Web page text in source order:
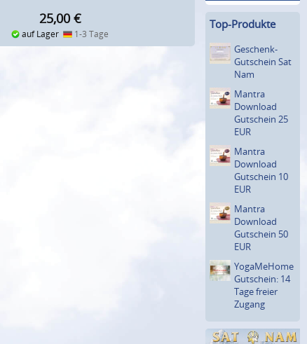
25,00 €
auf Lager 1-3 Tage
Top-Produkte
Geschenk-
Gutschein Sat
Nam
Mantra
Download
Gutschein 25
EUR
Mantra
Download
Gutschein 10
EUR
Mantra
Download
Gutschein 50
EUR
YogaMeHome
Gutschein: 14
Tage freier
Zugang